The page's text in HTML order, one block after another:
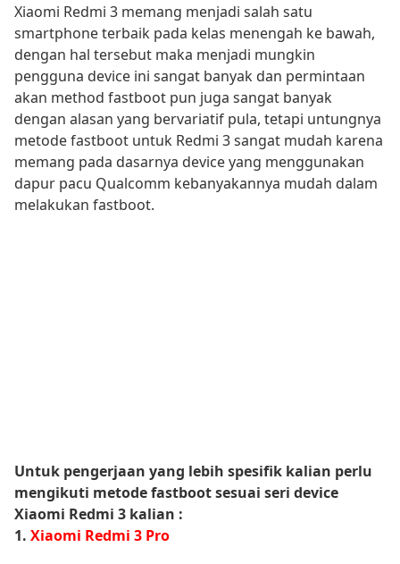
Xiaomi Redmi 3 memang menjadi salah satu
smartphone terbaik pada kelas menengah ke bawah,
dengan hal tersebut maka menjadi mungkin
pengguna device ini sangat banyak dan permintaan
akan method fastboot pun juga sangat banyak
dengan alasan yang bervariatif pula, tetapi untungnya
metode fastboot untuk Redmi 3 sangat mudah karena
memang pada dasarnya device yang menggunakan
dapur pacu Qualcomm kebanyakannya mudah dalam
melakukan fastboot.
Untuk pengerjaan yang lebih spesifik kalian perlu
mengikuti metode fastboot sesuai seri device
Xiaomi Redmi 3 kalian :
1. Xiaomi Redmi 3 Pro